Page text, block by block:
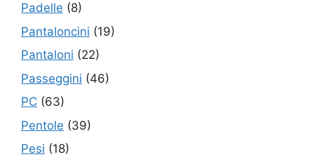
Padelle (8)
Pantaloncini (19)
Pantaloni (22)
Passeggini (46)
PC (63)
Pentole (39)
Pesi (18)